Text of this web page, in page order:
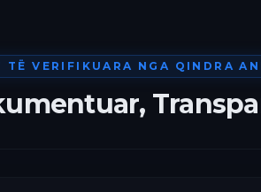
TË VERIFIKUARA NGA QINDRA